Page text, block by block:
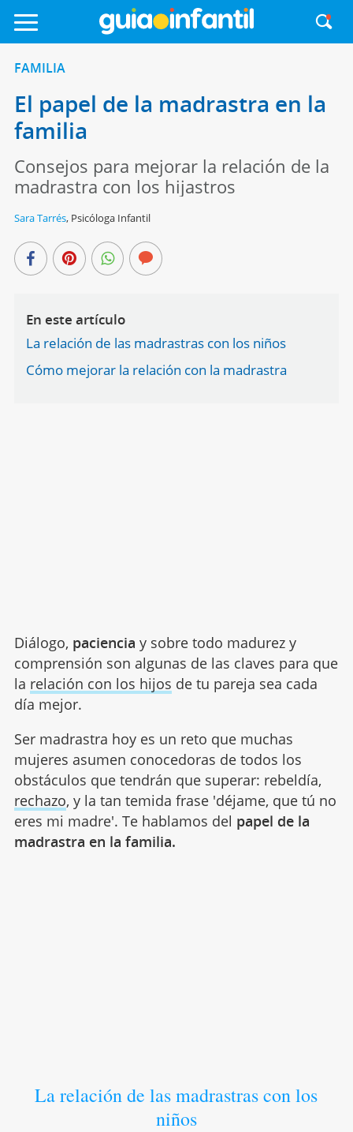
FAMILIA
El papel de la madrastra en la
familia
Consejos para mejorar la relación de la
madrastra con los hijastros
Sara Tarrés, Psicóloga Infantil
En este artículo
La relación de las madrastras con los niños
Cómo mejorar la relación con la madrastra
Diálogo, paciencia y sobre todo madurez y
comprensión son algunas de las claves para que
la relación con los hijos de tu pareja sea cada
día mejor.
Ser madrastra hoy es un reto que muchas
mujeres asumen conocedoras de todos los
obstáculos que tendrán que superar: rebeldía,
rechazo, y la tan temida frase 'déjame, que tú no
eres mi madre'. Te hablamos del papel de la
madrastra en la familia.
La relación de las madrastras con los
niños